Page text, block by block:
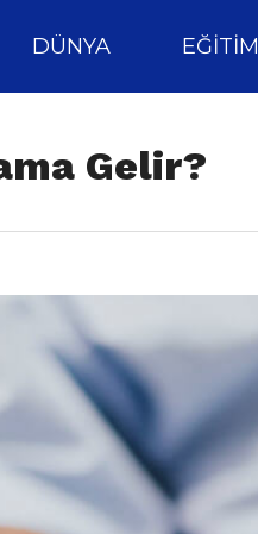
DÜNYA EĞITIM
Gelir?